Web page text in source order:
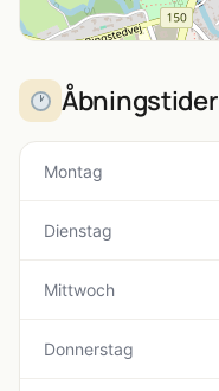
Åbningstider
Montag
Dienstag
Mittwoch
Donnerstag